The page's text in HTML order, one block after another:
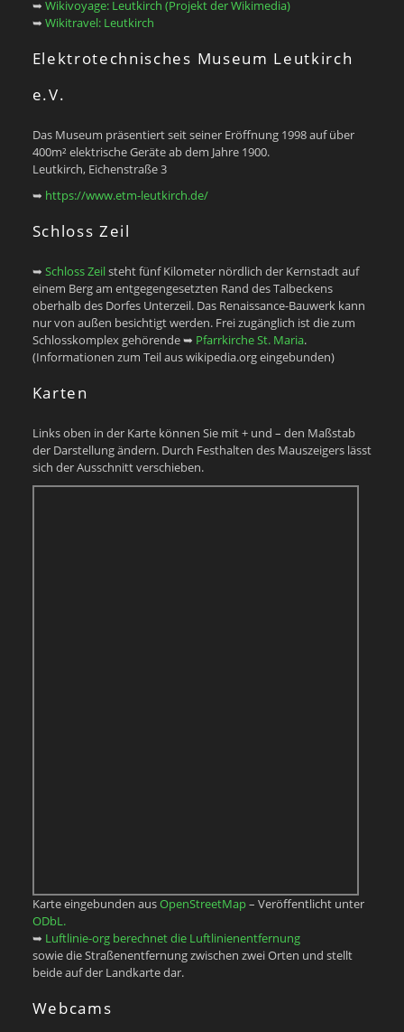
➥ Wikivoyage: Leutkirch (Projekt der Wikimedia)
➥ Wikitravel: Leutkirch
Elektrotechnisches Museum Leutkirch
e.V.
Das Museum präsentiert seit seiner Eröffnung 1998 auf über
400m² elektrische Geräte ab dem Jahre 1900.
Leutkirch, Eichenstraße 3
➥ https://www.etm-leutkirch.de/
Schloss Zeil
➥ Schloss Zeilsteht fünf Kilometer nördlich der Kernstadt auf
einem Berg am entgegengesetzten Rand des Talbeckens
oberhalb des Dorfes Unterzeil. Das Renaissance-Bauwerk kann
nur von außen besichtigt werden. Frei zugänglich ist die zum
Schlosskomplex gehörende ➥ Pfarrkirche St. Maria.
(Informationen zum Teil aus wikipedia.org eingebunden)
Karten
Links oben in der Karte können Sie mit + und – den Maßstab
der Darstellung ändern. Durch Festhalten des Mauszeigers lässt
sich der Ausschnitt verschieben.
Karte eingebunden ausOpenStreetMap– Veröffentlicht unter
ODbL.
➥ Luftlinie-org berechnet die Luftlinienentfernung
sowie die Straßenentfernung zwischen zwei Orten und stellt
beide auf der Landkarte dar.
Webcams